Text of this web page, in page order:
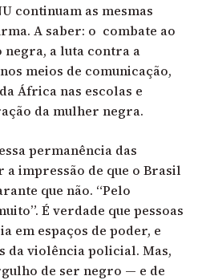
continuam as mesmas
A saber: o combate ao
negra, a luta contra a
meios de comunicação,
África nas escolas e
da mulher negra.
permanência das
impressão de que o Brasil
que não. “Pelo
É verdade que pessoas
em espaços de poder, e
da violência policial. Mas,
de ser negro — e de